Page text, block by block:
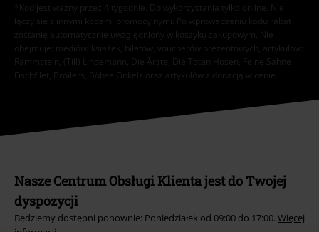
*Kod jest ważny przez 4 tygodnie. Do wykorzystania tylko online. NIe
łączy się z innymi kodami promocyjnymi. Po wprowadzeniu kodu rabat
zostanie automatycznie uwzględniony w koszyku zakupowym. Nie
obejmuje: mediów, książek, biletów, voucherów prezentowych, artykułów:
Rammstein, (Till) Lindemann, Die Ärzte, Die Toten Hosen, Feine Sahne
Fischfilet, Broilers, Böhse Onkelz oraz artykułów z donacją w cenie.
Nasze Centrum Obsługi Klienta jest do Twojej
dyspozycji
Będziemy dostępni ponownie: Poniedziałek od 09:00 do 17:00. Więcej